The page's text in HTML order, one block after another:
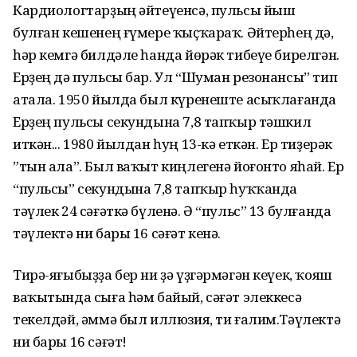
Кардиологтарҙың әйтеүенсә, пульсы йыш
булған кешенең ғүмере ҡыҫҡараҡ. Әйтерһең дә,
һәр кемгә билдәле һанда йөрәк тибеүе бирелгән.
Ерҙең дә пульсы бар. Ул “Шуман резонансы” тип
атала. 1950 йылда был күренеште асыҡлағанда
Ерҙең пульсы секундына 7,8 тапҡыр тәшкил
иткән... 1980 йылдан һуң 13-кә еткән. Ер тиҙерәк
”тын ала”. Был ваҡыт киңлегенә йоғонто яһай. Ер
“пульсы” секундына 7,8 тапҡыр һуҡҡанда
тәүлек 24 сәғәткә бүленә. Ә “пульс” 13 булғанда
тәүлектә ни бары 16 сәғәт кенә.
Тирә-яғыбыҙҙа бер ни ҙә үҙгәрмәгән кеүек, ҡояш
ваҡытында сыға һәм байый, сәғәт элеккесә
текелдәй, әммә был иллюзия, ти ғалим.Тәүлектә
ни бары 16 сәғәт!